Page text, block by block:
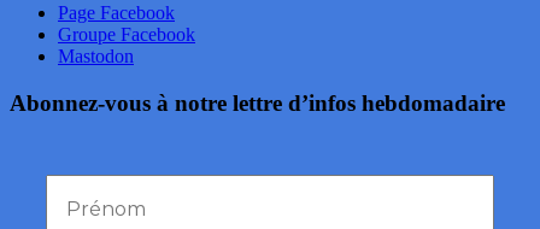
Page Facebook
Groupe Facebook
Mastodon
Abonnez-vous à notre lettre d’infos hebdomadaire